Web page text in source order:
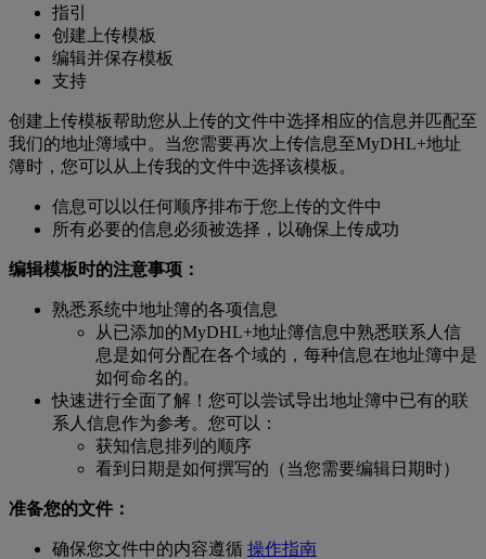
指引
创建上传模板
编辑并保存模板
支持
创建上传模板帮助您从上传的文件中选择相应的信息并匹配至
我们的地址簿域中。当您需要再次上传信息至MyDHL+地址
簿时，您可以从上传我的文件中选择该模板。
信息可以以任何顺序排布于您上传的文件中
所有必要的信息必须被选择，以确保上传成功
编辑模板时的注意事项：
熟悉系统中地址簿的各项信息
从已添加的MyDHL+地址簿信息中熟悉联系人信
息是如何分配在各个域的，每种信息在地址簿中是
如何命名的。
快速进行全面了解！您可以尝试导出地址簿中已有的联
系人信息作为参考。您可以：
获知信息排列的顺序
看到日期是如何撰写的（当您需要编辑日期时）
准备您的文件 ：
确保您文件中的内容遵循 操作指南